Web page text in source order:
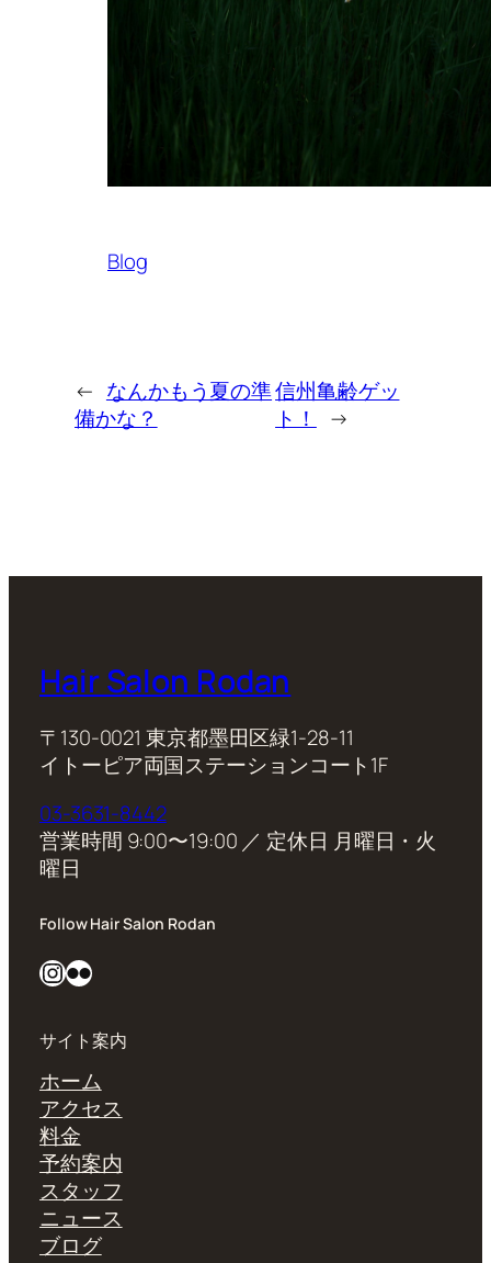
Blog
← なんかもう夏の準
備かな？
信州亀齢ゲッ
ト！
→
Hair Salon Rodan
〒130-0021 東京都墨田区緑1-28-11
イトーピア両国ステーションコート1F
03-3631-8442
営業時間 9:00〜19:00 ／ 定休日 月曜日・火
曜日
Follow Hair Salon Rodan
InstagramFlickr
サイト案内
ホーム
アクセス
料金
予約案内
スタッフ
ニュース
ブログ